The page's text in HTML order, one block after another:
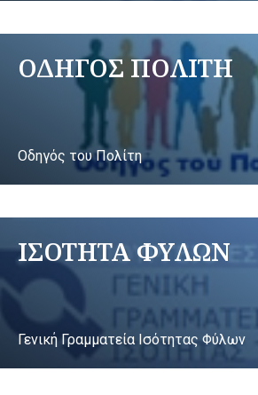
ΟΔΗΓΟΣ ΠΟΛΙΤΗ
Οδηγός του Πολίτη
ΙΣΟΤΗΤΑ ΦΥΛΩΝ
Γενική Γραμματεία Ισότητας Φύλων